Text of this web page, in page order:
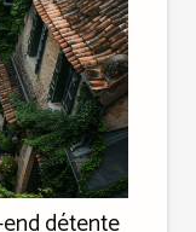
détente